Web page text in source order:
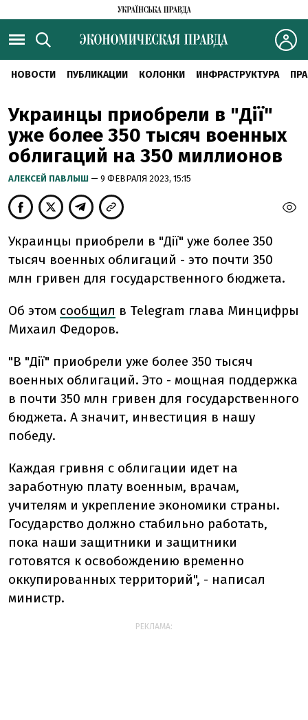
НОВОСТИ ПУБЛИКАЦИИ КОЛОНКИ ИНФРАСТРУКТУРА
Украинцы приобрели в "Дії"
уже более 350 тысяч военных
облигаций на 350 миллионов
АЛЕКСЕЙ ПАВЛЫШ — 9 ФЕВРАЛЯ 2023, 15:15
Украинцы приобрели в "Дії" уже более 350
тысяч военных облигаций - это почти 350
млн гривен для государственного бюджета.
Об этом сообщил в Telegram глава Минцифры
Михаил Федоров.
"В "Дії" приобрели уже более 350 тысяч
военных облигаций. Это - мощная поддержка
в почти 350 млн гривен для государственного
бюджета. А значит, инвестиция в нашу
победу.
Каждая гривня с облигации идет на
заработную плату военным, врачам,
учителям и укрепление экономики страны.
Государство должно стабильно работать,
пока наши защитники и защитники
готовятся к освобождению временно
оккупированных территорий", - написал
министр.
РЕКЛАМА: